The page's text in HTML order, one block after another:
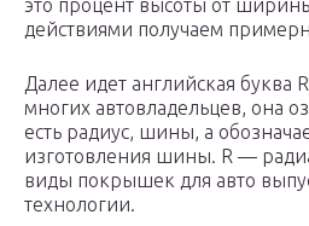
это процент высоты от
действиями получаем
Далее идет английская буква
многих автовладельцев, она
есть радиус, шины, а
изготовления шины. R —
виды покрышек для авто
технологии.